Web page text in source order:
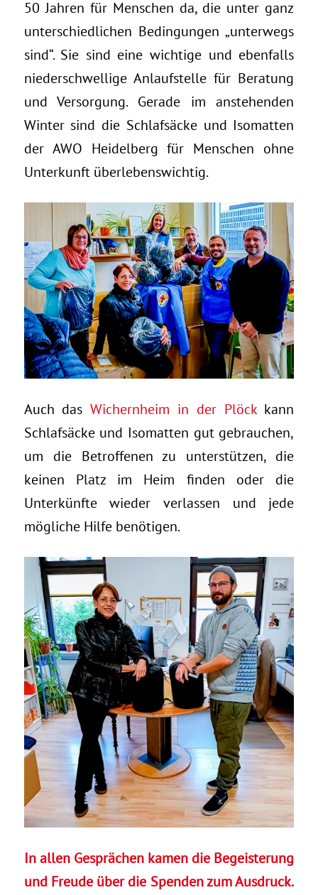
50 Jahren für Menschen da, die unter ganz
unterschiedlichen Bedingungen „unterwegs
sind“. Sie sind eine wichtige und ebenfalls
niederschwellige Anlaufstelle für Beratung
und Versorgung. Gerade im anstehenden
Winter sind die Schlafsäcke und Isomatten
der AWO Heidelberg für Menschen ohne
Unterkunft überlebenswichtig.
Auch dasWichernheim in der Plöckkann
Schlafsäcke und Isomatten gut gebrauchen,
um die Betroffenen zu unterstützen, die
keinen Platz im Heim finden oder die
Unterkünfte wieder verlassen und jede
mögliche Hilfe benötigen.
In allen Gesprächen kamen die Begeisterung
und Freude über die Spenden zum Ausdruck.